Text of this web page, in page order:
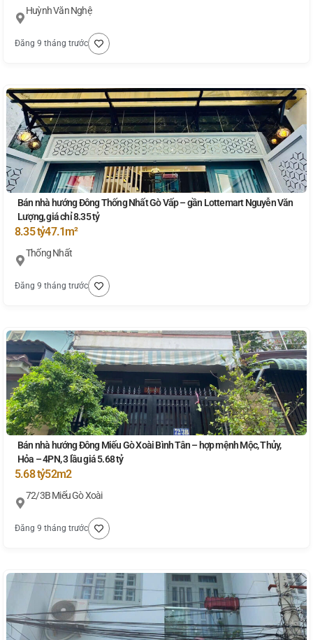
Huỳnh Văn Nghệ
Đăng 9 tháng trước
Bán nhà hướng Đông Thống Nhất Gò Vấp – gần Lottemart Nguyễn Văn
Lượng, giá chỉ 8.35 tỷ
8.35 tỷ47.1m²
Thống Nhất
Đăng 9 tháng trước
Bán nhà hướng Đông Miếu Gò Xoài Bình Tân – hợp mệnh Mộc, Thủy,
Hỏa – 4PN, 3 lầu giá 5.68 tỷ
5.68 tỷ52m2
72/3B Miếu Gò Xoài
Đăng 9 tháng trước